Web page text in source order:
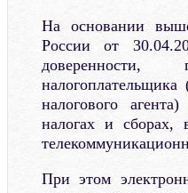
На основании
России от
доверенности,
налогового
налогах и сборах,
При этом